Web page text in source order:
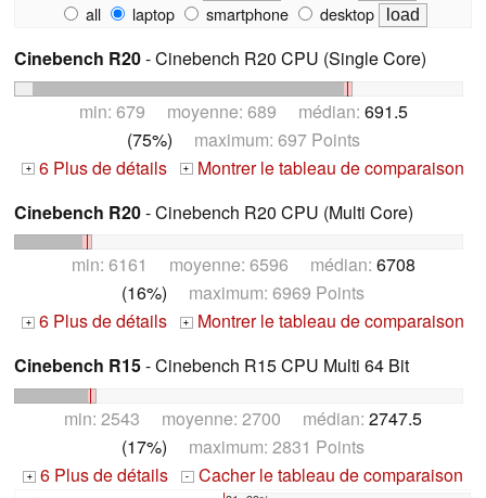
all
laptop smartphone desktop
Cinebench R20- Cinebench R20 CPU (Single Core)
min: 679 moyenne: 689 médian: 691.5
(75%) maximum: 697 Points
+ 6 Plus de détails + Montrer le tableau de comparaison
Cinebench R20- Cinebench R20 CPU (Multi Core)
min: 6161 moyenne: 6596 médian: 6708
(16%) maximum: 6969 Points
+ 6 Plus de détails + Montrer le tableau de comparaison
Cinebench R15- Cinebench R15 CPU Multi 64 Bit
min: 2543 moyenne: 2700 médian: 2747.5
(17%) maximum: 2831 Points
+ 6 Plus de détails - Cacher le tableau de comparaison